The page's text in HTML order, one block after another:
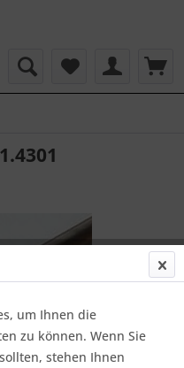
um Ihnen die
zu können. Wenn Sie
stehen Ihnen